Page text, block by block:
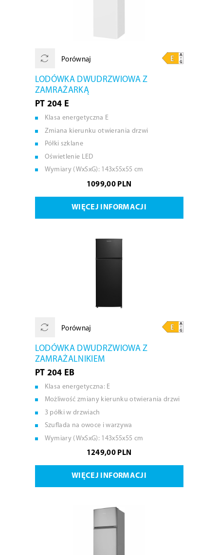
Porównaj
LODÓWKA DWUDRZWIOWA Z
ZAMRAŻARKĄ
PT 204 E
Klasa energetyczna E
Zmiana kierunku otwierania drzwi
Półki szklane
Oświetlenie LED
Wymiary (WxSxG): 143x55x55 cm
1099,00 PLN
WIĘCEJ INFORMACJI
Porównaj
LODÓWKA DWUDRZWIOWA Z
ZAMRAŻALNIKIEM
PT 204 EB
Klasa energetyczna: E
Możliwość zmiany kierunku otwierania drzwi
3 półki w drzwiach
Szuflada na owoce i warzywa
Wymiary (WxSxG): 143x55x55 cm
1249,00 PLN
WIĘCEJ INFORMACJI